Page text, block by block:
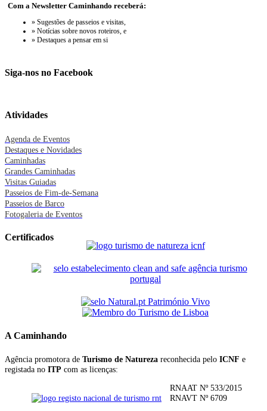
Com a Newsletter Caminhando receberá:
» Sugestões de passeios e visitas,
» Notícias sobre novos roteiros, e
» Destaques a pensar em si
Siga-nos no Facebook
Atividades
Agenda de Eventos
Destaques e Novidades
Caminhadas
Grandes Caminhadas
Visitas Guiadas
Passeios de Fim-de-Semana
Passeios de Barco
Fotogaleria de Eventos
Certificados
A Caminhando
Agência promotora de Turismo de Natureza reconhecida pelo ICNF e
registada no ITP com as licenças:
RNAAT Nº 533/2015
RNAVT Nº 6709